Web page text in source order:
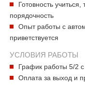
Готовность
порядочность
Опыт работы с
приветствуется
УСЛОВИЯ РАБОТЫ
График работы 5/2
Оплата за выход и